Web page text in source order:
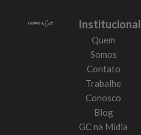
Institucional
Quem
Somos
Contato
Trabalhe
Conosco
Blog
GC na Mídia